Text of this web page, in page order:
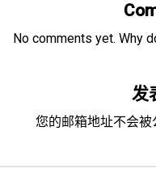
No comments yet. Why
发
您的邮箱地址不会被